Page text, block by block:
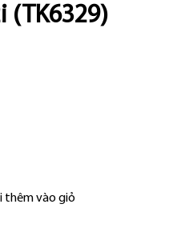
(TK6329)
thêm vào giỏ